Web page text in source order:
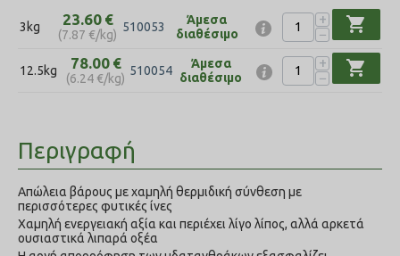
3kg 23.60 €
(7.87 €/kg)
510053
Άμεσα
διαθέσιμο
+
−
shopping_cart
12.5kg 78.00 €
(6.24 €/kg)
510054
Άμεσα
διαθέσιμο
+
−
shopping_cart
Περιγραφή
Απώλεια βάρους με χαμηλή θερμιδική σύνθεση με
περισσότερες φυτικές ίνες
Χαμηλή ενεργειακή αξία και περιέχει λίγο λίπος, αλλά αρκετά
ουσιαστικά λιπαρά οξέα